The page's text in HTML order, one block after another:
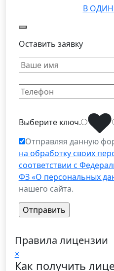
В
Оставить заявку
Выберитеключ.
Отправляя данную
на обработку своих
соответствии с
ФЗ «О персональных
нашего сайта.
Правила лицензии
×
Как получить